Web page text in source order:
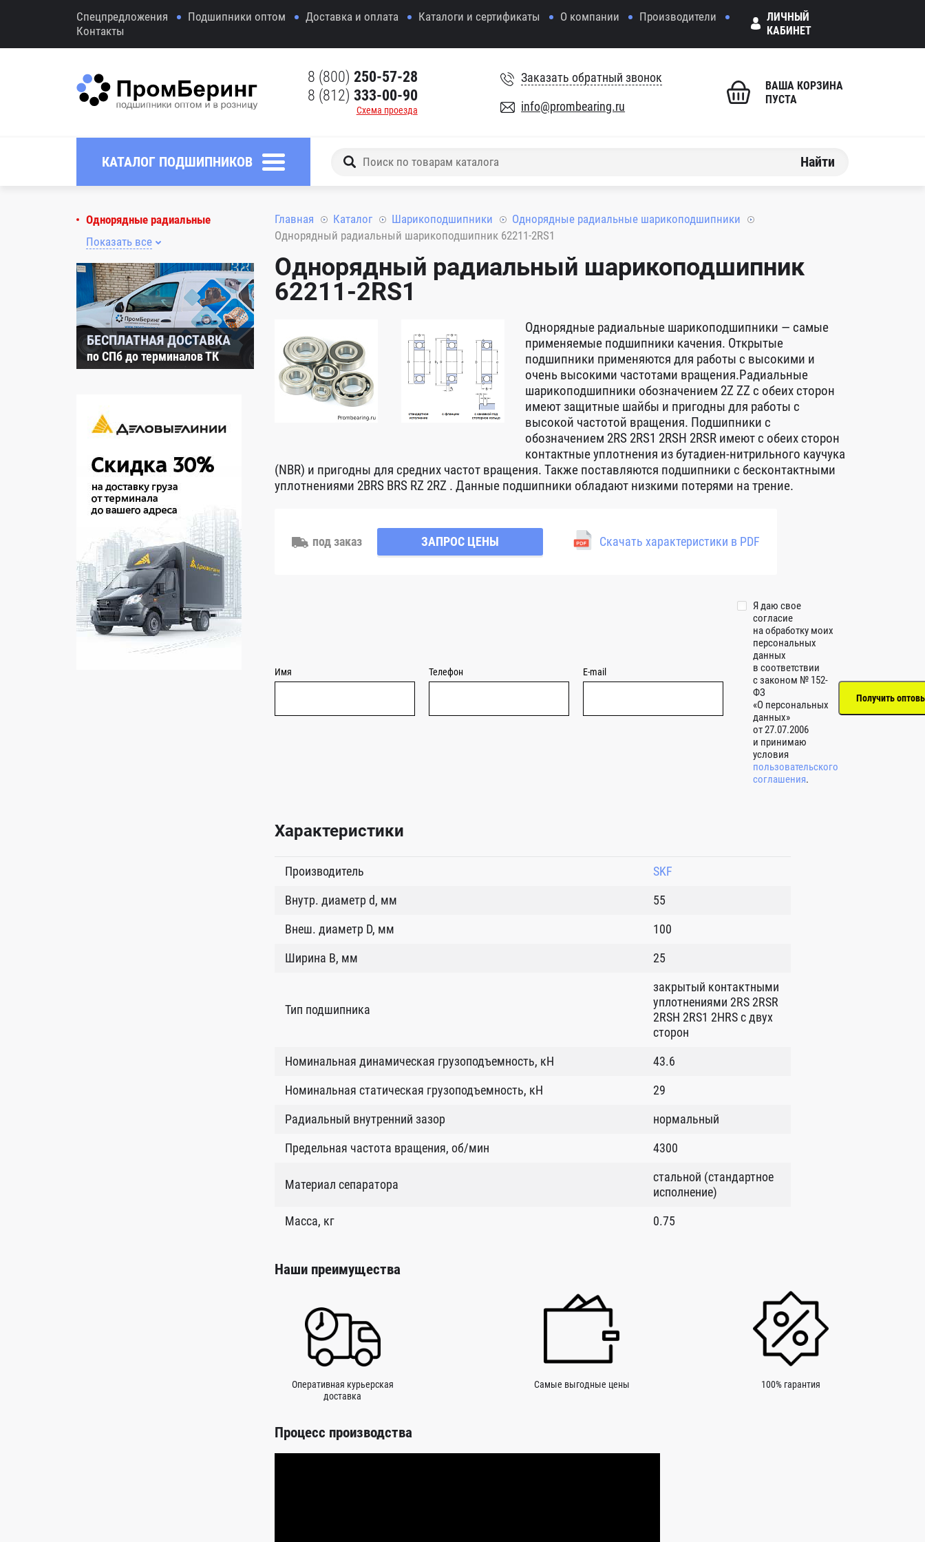
Спецпредложения Подшипники оптом Доставка и оплата Каталоги и сертификаты О компании
Производители
Контакты
ЛИЧНЫЙ
КАБИНЕТ
8 (800) 250-57-28
8 (812) 333-00-90
Схема проезда
Заказать обратный звонок
info@prombearing.ru
ВАША КОРЗИНА
ПУСТА
КАТАЛОГ ПОДШИПНИКОВ Найти
Однорядные радиальные
Показать все
БЕСПЛАТНАЯ ДОСТАВКА
по СПб до терминалов ТК
Главная Каталог Шарикоподшипники
Однорядные радиальные шарикоподшипники
Однорядный радиальный шарикоподшипник 62211-2RS1
Однорядный радиальный шарикоподшипник
62211-2RS1
Однорядные радиальные шарикоподшипники — самые
применяемые подшипники качения. Открытые
подшипники применяются для работы с высокими и
очень высокими частотами вращения.Радиальные
шарикоподшипники обозначением 2Z ZZ с обеих сторон
имеют защитные шайбы и пригодны для работы с
высокой частотой вращения. Подшипники с
обозначением 2RS 2RS1 2RSH 2RSR имеют с обеих сторон
контактные уплотнения из бутадиен-нитрильного каучука
(NBR) и пригодны для средних частот вращения. Также поставляются подшипники с бесконтактными
уплотнениями 2BRS BRS RZ 2RZ . Данные подшипники обладают низкими потерями на трение.
под заказ ЗАПРОС ЦЕНЫ Скачать характеристики в PDF
Имя Телефон E-mail
Я даю свое
согласие
на обработку моих
персональных
данных
в соответствии
с законом № 152-
ФЗ
«О персональных
данных»
от 27.07.2006
и принимаю
условия
пользовательского
соглашения.
Характеристики
Производитель
SKF
Внутр. диаметр d, мм
55
Внеш. диаметр D, мм
100
Ширина B, мм
25
Тип подшипника
закрытый контактными
уплотнениями 2RS 2RSR
2RSH 2RS1 2HRS с двух
сторон
Номинальная динамическая грузоподъемность, кН
43.6
Номинальная статическая грузоподъемность, кН
29
Радиальный внутренний зазор
нормальный
Предельная частота вращения, об/мин
4300
Материал сепаратора
стальной (стандартное
исполнение)
Масса, кг
0.75
Наши преимущества
Оперативная курьерская
доставка
Самые выгодные цены 100% гарантия
Процесс производства